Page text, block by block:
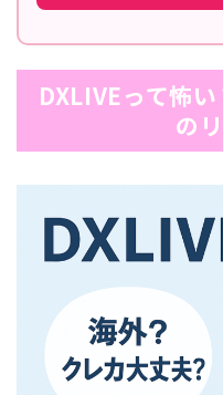
DXLIVEって怖
の